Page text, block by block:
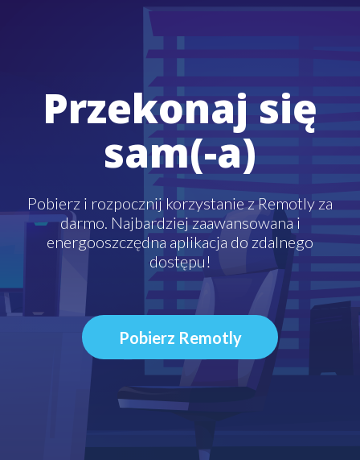
Przekonaj się
sam(-a)
Pobierz i rozpocznij korzystanie z Remotly za
darmo. Najbardziej zaawansowana i
energooszczędna aplikacja do zdalnego
dostępu!
Pobierz Remotly